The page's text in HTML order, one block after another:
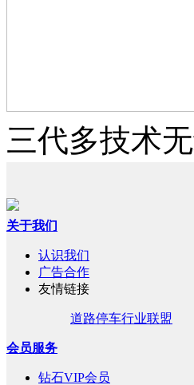
三代多技术
关于我们
认识我们
广告合作
友情链接
道路停车行业联盟
会员服务
钻石VIP会员